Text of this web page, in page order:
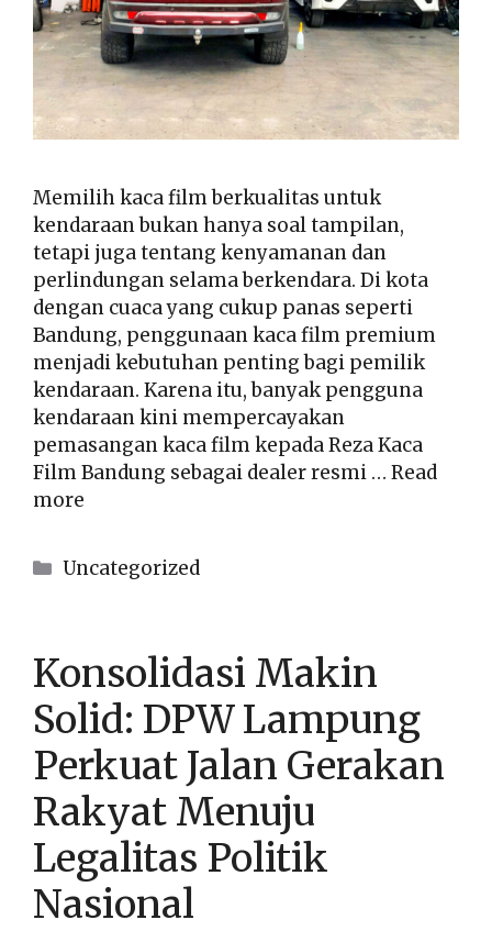
Memilih kaca film berkualitas untuk
kendaraan bukan hanya soal tampilan,
tetapi juga tentang kenyamanan dan
perlindungan selama berkendara. Di kota
dengan cuaca yang cukup panas seperti
Bandung, penggunaan kaca film premium
menjadi kebutuhan penting bagi pemilik
kendaraan. Karena itu, banyak pengguna
kendaraan kini mempercayakan
pemasangan kaca film kepada Reza Kaca
Film Bandung sebagai dealer resmi … Read
more
Kategori
Uncategorized
Konsolidasi Makin
Solid: DPW Lampung
Perkuat Jalan Gerakan
Rakyat Menuju
Legalitas Politik
Nasional